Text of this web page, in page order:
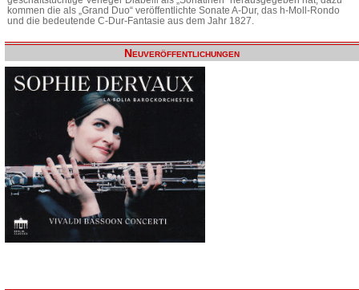
kommen die als „Grand Duo“ veröffentlichte Sonate A-Dur, das h-Moll-Rondo
und die bedeutende C-Dur-Fantasie aus dem Jahr 1827.
Neuveröffentlichungen